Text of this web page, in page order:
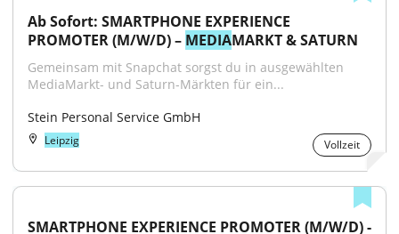
Ab Sofort: SMARTPHONE EXPERIENCE
PROMOTER (M/W/D) – MEDIAMARKT & SATURN
Gemeinsam mit Snapchat sorgst du in ausgewählten
MediaMarkt- und Saturn-Märkten für ein...
Stein Personal Service GmbH
Leipzig Vollzeit